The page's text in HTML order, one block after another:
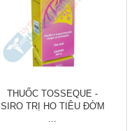
THUỐC TOSSEQUE -
SIRO TRỊ HO TIÊU ĐỜM